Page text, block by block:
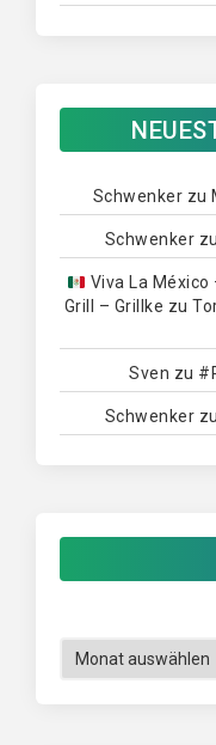
Schwenker zu
Schwenker zu
Viva La
Grill – Grillke zu
Sven zu
Schwenker zu